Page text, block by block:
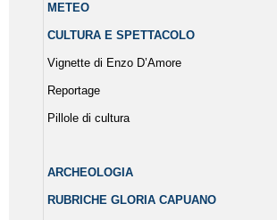
METEO
CULTURA E SPETTACOLO
Vignette di Enzo D’Amore
Reportage
Pillole di cultura
ARCHEOLOGIA
RUBRICHE GLORIA CAPUANO